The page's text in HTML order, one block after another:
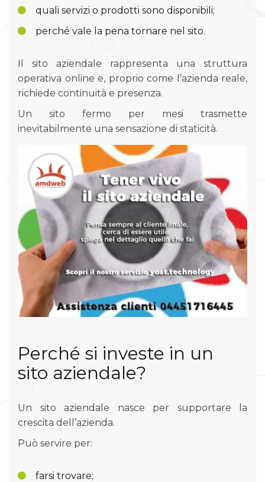
quali servizi o prodotti sono disponibili;
perché vale la pena tornare nel sito.
Il sito aziendale rappresenta una struttura
operativa online e, proprio come l’azienda reale,
richiede continuità e presenza.
Un sito fermo per mesi trasmette
inevitabilmente una sensazione di staticità.
Perché si investe in un
sito aziendale?
Un sito aziendale nasce per supportare la
crescita dell’azienda.
Può servire per:
farsi trovare;